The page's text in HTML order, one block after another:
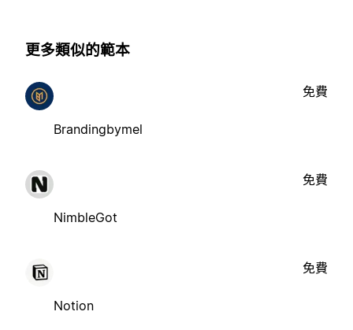
更多類似的範本
Brandingbymel
免費
NimbleGot
免費
Notion
免費